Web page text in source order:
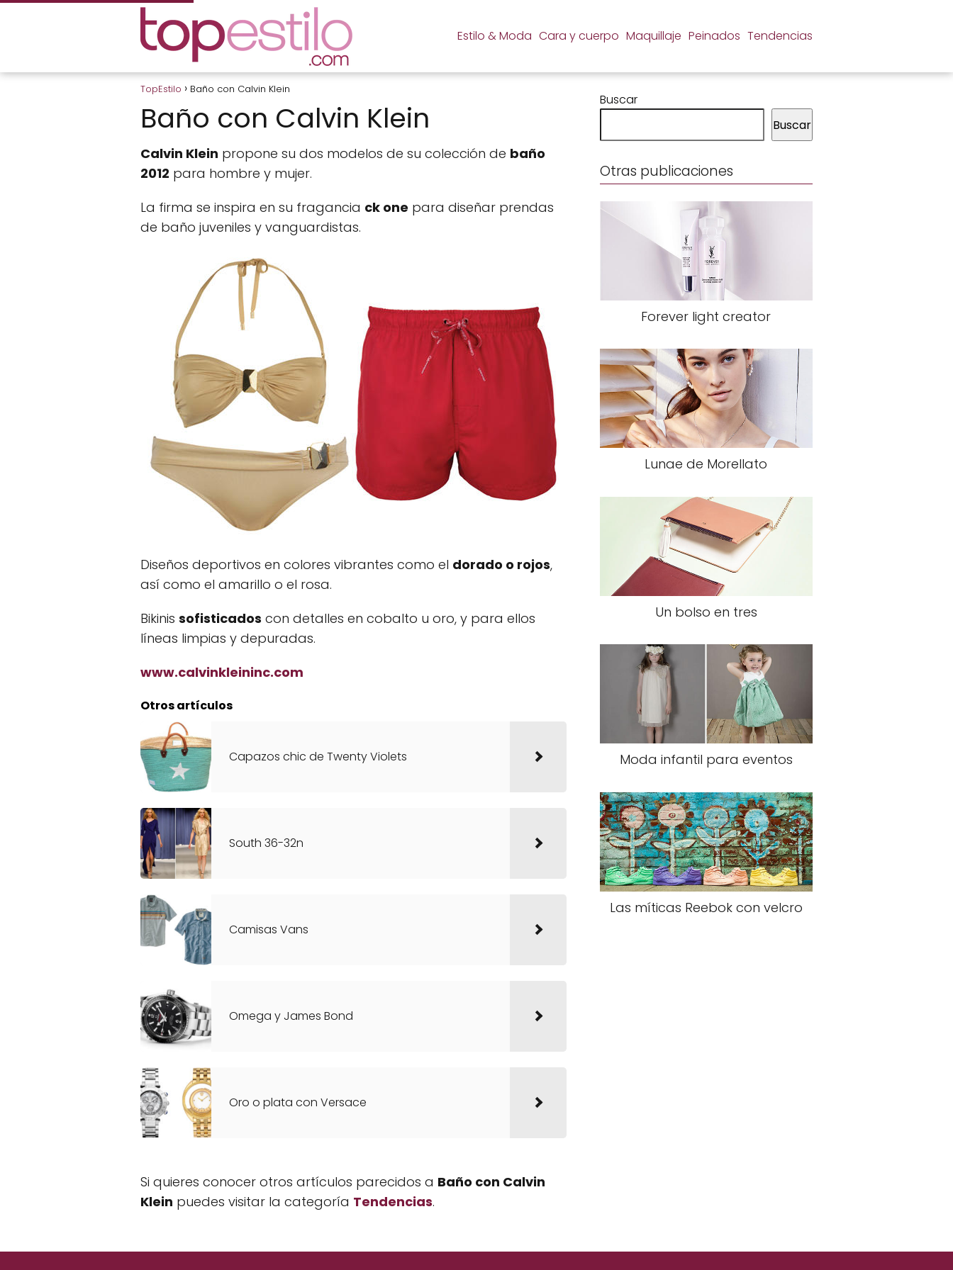
Estilo & Moda Cara y cuerpo Maquillaje Peinados Tendencias
TopEstilo Baño con Calvin Klein
Baño con Calvin Klein
Calvin Klein propone su dos modelos de su colección de baño
2012 para hombre y mujer.
La firma se inspira en su fragancia ck one para diseñar prendas
de baño juveniles y vanguardistas.
Diseños deportivos en colores vibrantes como el dorado o rojos,
así como el amarillo o el rosa.
Bikinis sofisticados con detalles en cobalto u oro, y para ellos
líneas limpias y depuradas.
www.calvinkleininc.com
Otros artículos
Capazos chic de Twenty Violets
South 36-32n
Camisas Vans
Omega y James Bond
Oro o plata con Versace
Si quieres conocer otros artículos parecidos a Baño con Calvin
Klein puedes visitar la categoría Tendencias.
Buscar
Buscar
Otras publicaciones
Forever light creator
Lunae de Morellato
Un bolso en tres
Moda infantil para eventos
Las míticas Reebok con velcro